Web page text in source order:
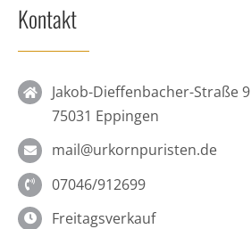
Kontakt
Jakob-Dieffenbacher-Straße 9
75031 Eppingen
mail@urkornpuristen.de
07046/912699
Freitagsverkauf